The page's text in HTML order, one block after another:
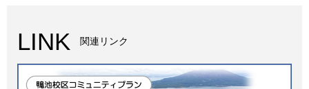
LINK 関連リンク